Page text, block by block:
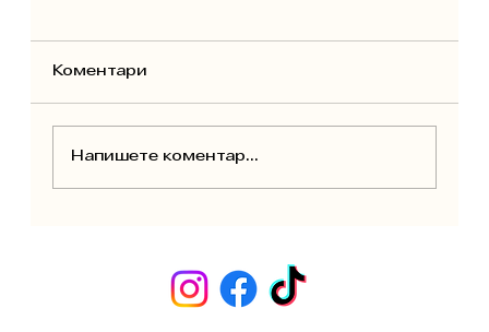
под наем: Как да планирате,
спестите и увеличите
доходността
Коментари
Напишете коментар...